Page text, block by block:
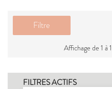
Filtre
Affichage de 1 à
FILTRES ACTIFS